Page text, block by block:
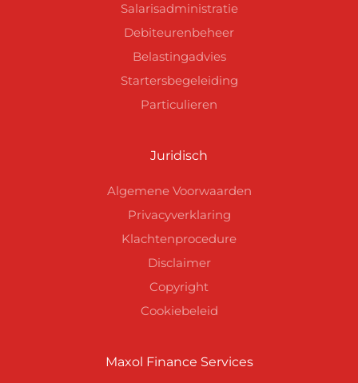
Salarisadministratie
Debiteurenbeheer
Belastingadvies
Startersbegeleiding
Particulieren
Juridisch
Algemene Voorwaarden
Privacyverklaring
Klachtenprocedure
Disclaimer
Copyright
Cookiebeleid
Maxol Finance Services